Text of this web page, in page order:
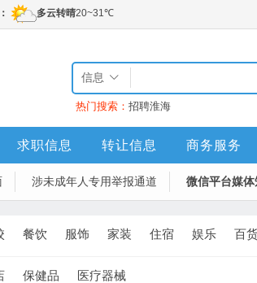
信息
热门搜索： 招聘淮海
求职信息 转让信息 商务服务
涉未成年人专用举报通道 微信平台媒体
餐饮 服饰 家装 住宿 娱乐 百
保健品 医疗器械